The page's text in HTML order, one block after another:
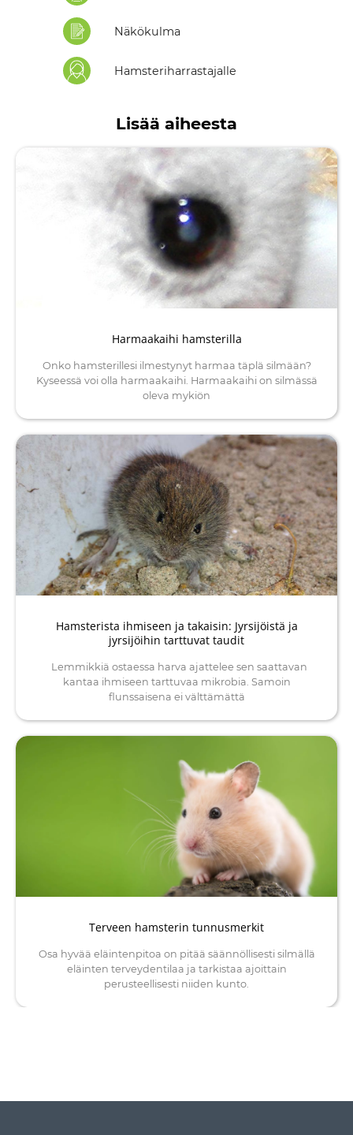
Näkökulma
Hamsteriharrastajalle
Lisää aiheesta
Harmaakaihi hamsterilla
Onko hamsterillesi ilmestynyt harmaa täplä silmään?
Kyseessä voi olla harmaakaihi. Harmaakaihi on silmässä
oleva mykiön
Hamsterista ihmiseen ja takaisin: Jyrsijöistä ja
jyrsijöihin tarttuvat taudit
Lemmikkiä ostaessa harva ajattelee sen saattavan
kantaa ihmiseen tarttuvaa mikrobia. Samoin
flunssaisena ei välttämättä
Terveen hamsterin tunnusmerkit
Osa hyvää eläintenpitoa on pitää säännöllisesti silmällä
eläinten terveydentilaa ja tarkistaa ajoittain
perusteellisesti niiden kunto.